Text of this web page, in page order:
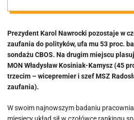
nieufność
wobec
Prezydent Karol Nawrocki pozostaje w
zaufania do polityków, ufa mu 53 proc.
sondażu CBOS. Na drugim miejscu
MON Władysław Kosiniak-Kamysz (45
trzecim – wicepremier i szef MSZ
zaufania).
W swoim najnowszym badaniu